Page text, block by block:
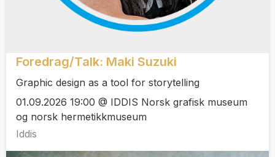
Foredrag/Talk: Maki Suzuki
Graphic design as a tool for storytelling
01.09.2026 19:00 @ IDDIS Norsk grafisk museum
og norsk hermetikkmuseum
Iddis